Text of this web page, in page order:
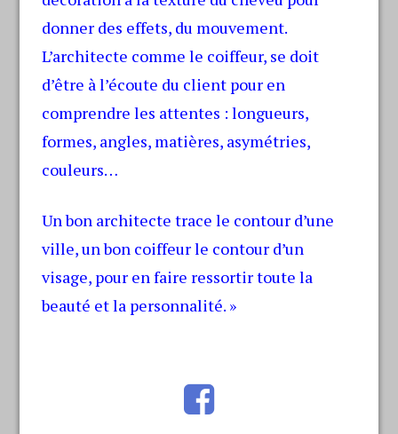
donner des effets, du mouvement.
L’architecte comme le coiffeur, se doit
d’être à l’écoute du client pour en
comprendre les attentes : longueurs,
formes, angles, matières, asymétries,
couleurs…
Un bon architecte trace le contour d’une
ville, un bon coiffeur le contour d’un
visage, pour en faire ressortir toute la
beauté et la personnalité. »